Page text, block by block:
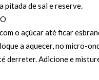
pitada de sal e reserve.
o açúcar até ficar
a aquecer, no micro-
derreter. Adicione e